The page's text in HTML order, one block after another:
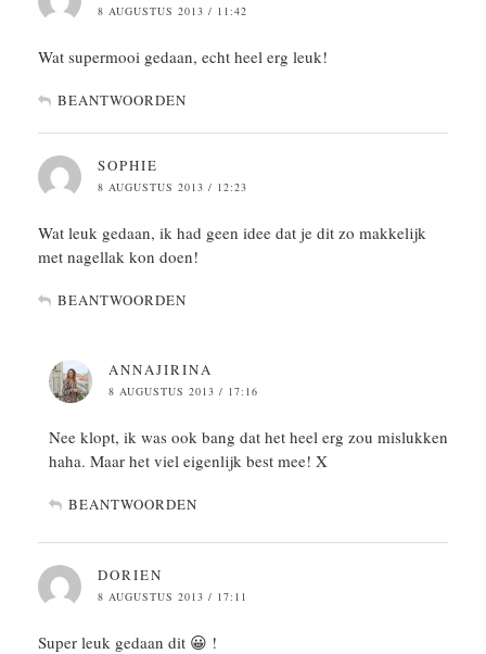
8 AUGUSTUS 2013 / 11:42
Wat supermooi gedaan, echt heel erg leuk!
BEANTWOORDEN
SOPHIE
8 AUGUSTUS 2013 / 12:23
Wat leuk gedaan, ik had geen idee dat je dit zo makkelijk
met nagellak kon doen!
BEANTWOORDEN
ANNAJIRINA
8 AUGUSTUS 2013 / 17:16
Nee klopt, ik was ook bang dat het heel erg zou mislukken
haha. Maar het viel eigenlijk best mee! X
BEANTWOORDEN
DORIEN
8 AUGUSTUS 2013 / 17:11
Super leuk gedaan dit 😀 !